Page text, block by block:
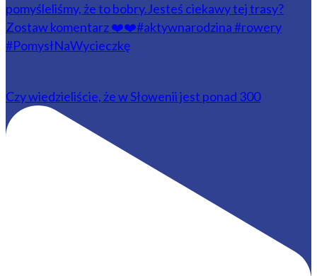
Czy wiedzieliście, że w Słowenii jest ponad 300